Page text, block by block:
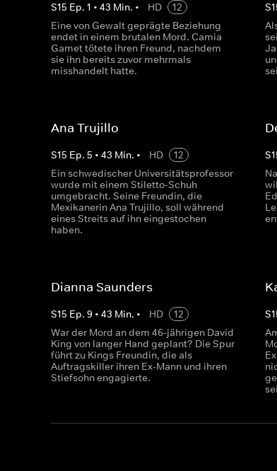
S15 Ep. 1 • 43 Min. • HD
12
Eine von Gewalt geprägte Beziehung
endet in einem brutalen Mord. Camia
Gamet tötete ihren Freund, nachdem
sie ihn bereits zuvor mehrmals
misshandelt hatte.
S
Ana Trujillo
S15 Ep. 5 • 43 Min. • HD
12
Ein schwedischer Universitätsprofessor
wurde mit einem Stiletto-Schuh
umgebracht. Seine Freundin, die
Mexikanerin Ana Trujillo, soll während
eines Streits auf ihn eingestochen
haben.
S
Dianna Saunders
S15 Ep. 9 • 43 Min. • HD
12
War der Mord an dem 46-jährigen David
King von langer Hand geplant? Die Spur
führt zu Kings Freundin, die als
Auftragskiller ihren Ex-Mann und ihren
Stiefsohn engagierte.
S